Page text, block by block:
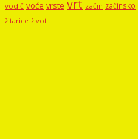
vodič voće vrste vrt začin začinsko
žitarice život